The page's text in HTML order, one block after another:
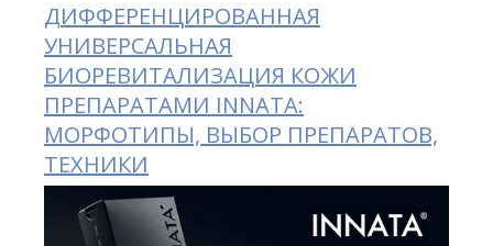
ДИФФЕРЕНЦИРОВАННАЯ
УНИВЕРСАЛЬНАЯ
БИОРЕВИТАЛИЗАЦИЯ КОЖИ
ПРЕПАРАТАМИ INNATA:
МОРФОТИПЫ, ВЫБОР ПРЕПАРАТОВ,
ТЕХНИКИ